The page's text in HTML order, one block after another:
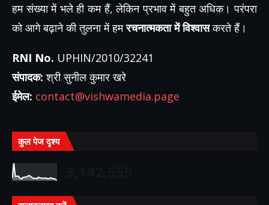
हम संख्या में भले ही कम हैं, लेकिन प्रभाव में बहुत अधिक। परंपरा
को आगे बढ़ाने की तुलना में हमरचनात्मकता में विश्वासकरते हैं।
RNI No. UPHIN/2010/32241
संपादक: श्री सुनील कुमार खरे
ईमेल: contact@vishwamedia.page
कुल पेज दृश्य